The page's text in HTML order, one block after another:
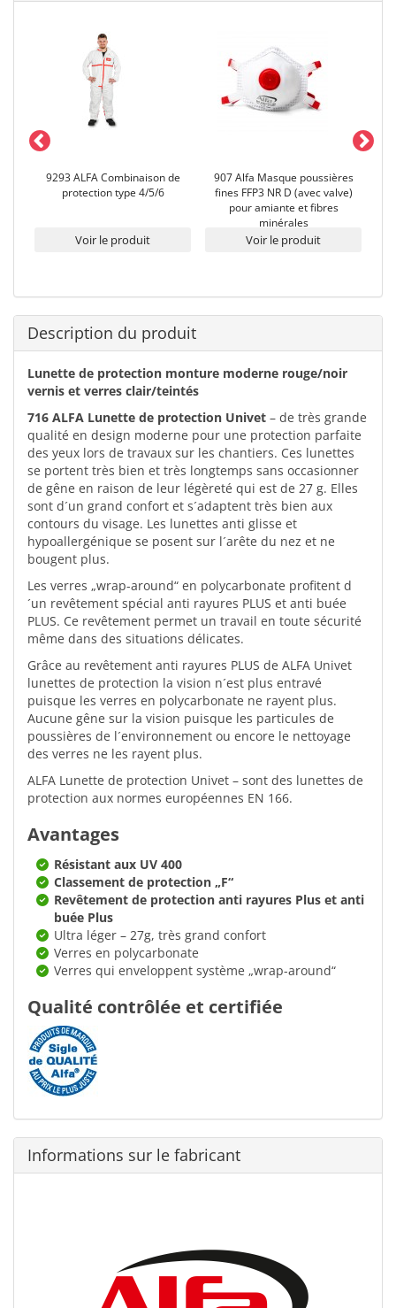
9293 ALFA Combinaison de
protection type 4/5/6
Voir le produit
907 Alfa Masque poussières
fines FFP3 NR D (avec valve)
pour amiante et fibres
minérales
Voir le produit
Description du produit
Lunette de protection monture moderne rouge/noir
vernis et verres clair/teintés
716 ALFA Lunette de protection Univet – de très grande
qualité en design moderne pour une protection parfaite
des yeux lors de travaux sur les chantiers. Ces lunettes
se portent très bien et très longtemps sans occasionner
de gêne en raison de leur légèreté qui est de 27 g. Elles
sont d´un grand confort et s´adaptent très bien aux
contours du visage. Les lunettes anti glisse et
hypoallergénique se posent sur l´arête du nez et ne
bougent plus.
Les verres „wrap-around“ en polycarbonate profitent d
´un revêtement spécial anti rayures PLUS et anti buée
PLUS. Ce revêtement permet un travail en toute sécurité
même dans des situations délicates.
Grâce au revêtement anti rayures PLUS de ALFA Univet
lunettes de protection la vision n´est plus entravé
puisque les verres en polycarbonate ne rayent plus.
Aucune gêne sur la vision puisque les particules de
poussières de l´environnement ou encore le nettoyage
des verres ne les rayent plus.
ALFA Lunette de protection Univet – sont des lunettes de
protection aux normes européennes EN 166.
Avantages
Résistant aux UV 400
Classement de protection „F“
Revêtement de protection anti rayures Plus et anti
buée Plus
Ultra léger – 27g, très grand confort
Verres en polycarbonate
Verres qui enveloppent système „wrap-around“
Qualité contrôlée et certifiée
Informations sur le fabricant